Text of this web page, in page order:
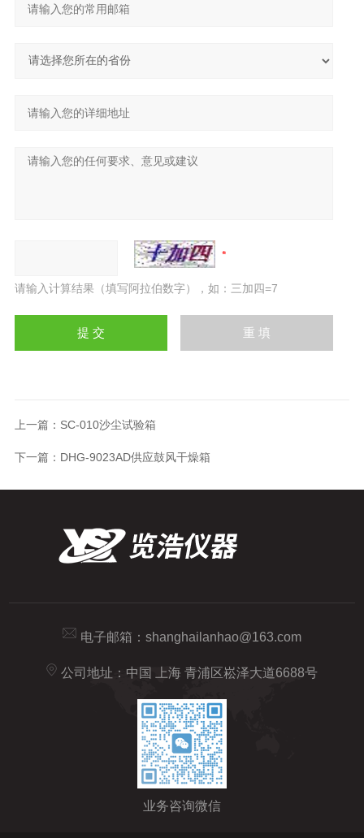
请输入计算结果（填写阿拉伯数字），如：三加四=7
上一篇： SC-010沙尘试验箱
下一篇： DHG-9023AD供应鼓风干燥箱
电子邮箱： shanghailanhao@163.com
公司地址：中国 上海 青浦区崧泽大道6688号
业务咨询微信